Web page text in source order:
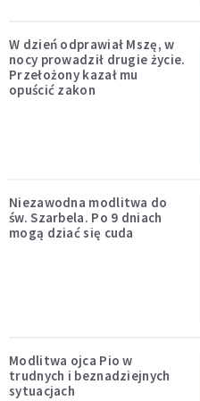
W dzień odprawiał Mszę, w
nocy prowadził drugie życie.
Przełożony kazał mu
opuścić zakon
Niezawodna modlitwa do
św. Szarbela. Po 9 dniach
mogą dziać się cuda
Modlitwa ojca Pio w
trudnych i beznadziejnych
sytuacjach